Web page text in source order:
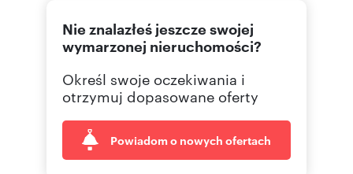
Nie znalazłeś jeszcze swojej
wymarzonej nieruchomości?
Określ swoje oczekiwania i
otrzymuj dopasowane oferty
Powiadom o nowych ofertach